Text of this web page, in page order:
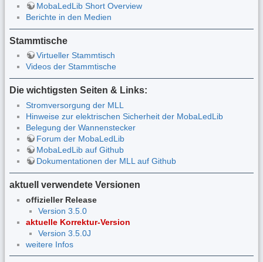
MobaLedLib Short Overview
Berichte in den Medien
Stammtische
Virtueller Stammtisch
Videos der Stammtische
Die wichtigsten Seiten & Links:
Stromversorgung der MLL
Hinweise zur elektrischen Sicherheit der MobaLedLib
Belegung der Wannenstecker
Forum der MobaLedLib
MobaLedLib auf Github
Dokumentationen der MLL auf Github
aktuell verwendete Versionen
offizieller Release
Version 3.5.0
aktuelle Korrektur-Version
Version 3.5.0J
weitere Infos